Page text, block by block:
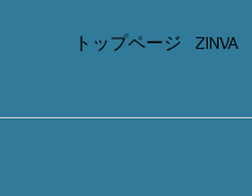
トップページ ZINVA